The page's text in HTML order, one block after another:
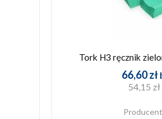
Tork H3 ręcznik
66,60 zł
54,15 zł